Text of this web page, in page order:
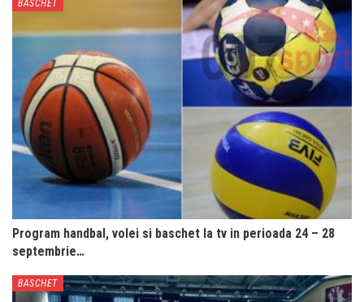
BASCHET
Program handbal, volei si baschet la tv in perioada 24 – 28
septembrie…
BASCHET